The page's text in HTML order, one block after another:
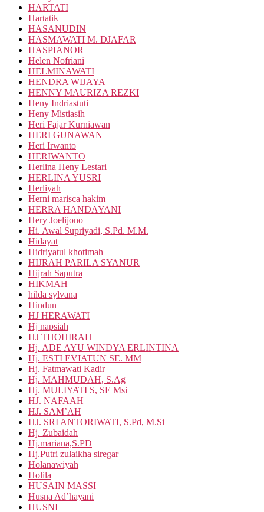
HARTATI
Hartatik
HASANUDIN
HASMAWATI M. DJAFAR
HASPIANOR
Helen Nofriani
HELMINAWATI
HENDRA WIJAYA
HENNY MAURIZA REZKI
Heny Indriastuti
Heny Mistiasih
Heri Fajar Kurniawan
HERI GUNAWAN
Heri Irwanto
HERIWANTO
Herlina Heny Lestari
HERLINA YUSRI
Herliyah
Herni marisca hakim
HERRA HANDAYANI
Hery Joelijono
Hi. Awal Supriyadi, S.Pd. M.M.
Hidayat
Hidriyatul khotimah
HIJRAH PARILA SYANUR
Hijrah Saputra
HIKMAH
hilda sylvana
Hindun
HJ HERAWATI
Hj napsiah
HJ THOHIRAH
Hj. ADE AYU WINDYA ERLINTINA
Hj. ESTI EVIATUN SE. MM
Hj. Fatmawati Kadir
Hj. MAHMUDAH, S.Ag
Hj. MULIYATI S, SE Msi
HJ. NAFAAH
HJ. SAM’AH
HJ. SRI ANTORIWATI, S.Pd, M.Si
Hj. Zubaidah
Hj.mariana,S.PD
Hj.Putri zulaikha siregar
Holanawiyah
Holila
HUSAIN MASSI
Husna Ad’hayani
HUSNI